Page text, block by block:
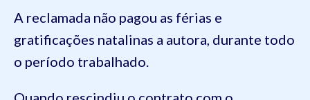
A reclamada não pagou as férias e
gratificações natalinas a autora, durante todo
o período trabalhado.